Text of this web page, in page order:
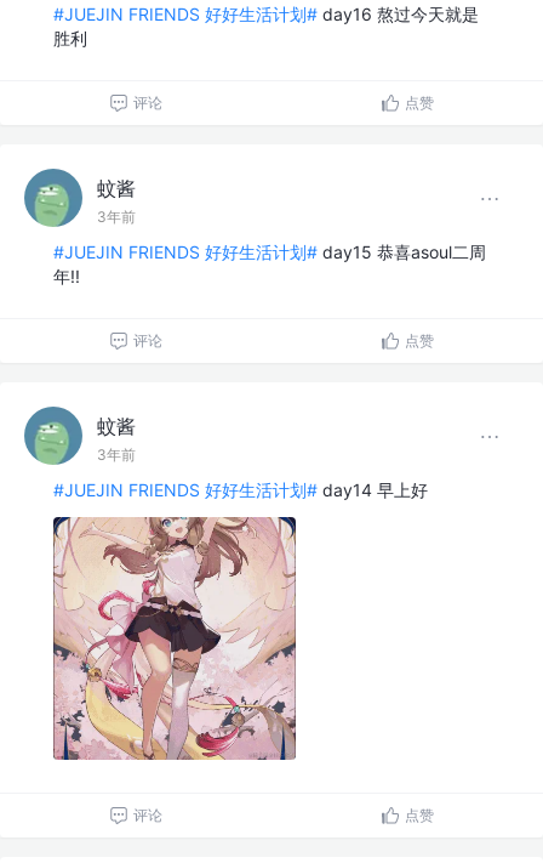
#JUEJIN FRIENDS 好好生活计划# day16 熬过今天就是
胜利
评论 点赞
蚊酱
3年前
#JUEJIN FRIENDS 好好生活计划# day15 恭喜asoul二周
年!!
评论 点赞
蚊酱
3年前
#JUEJIN FRIENDS 好好生活计划# day14 早上好
评论 点赞